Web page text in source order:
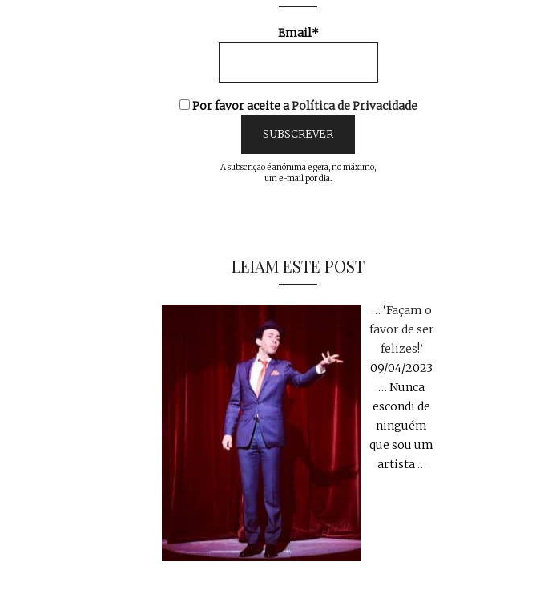
Email*
Por favor aceite aPolítica de Privacidade
A subscrição é anónima e gera, no máximo,
um e-mail por dia.
LEIAM ESTE POST
… ‘Façam o
favor de ser
felizes!’
09/04/2023
… Nunca
escondi de
ninguém
que sou um
artista…